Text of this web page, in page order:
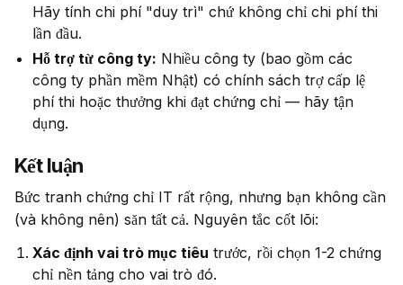
Hãy tính chi phí "duy trì" chứ không chỉ chi phí thi
lần đầu.
Hỗ trợ từ công ty: Nhiều công ty (bao gồm các
công ty phần mềm Nhật) có chính sách trợ cấp lệ
phí thi hoặc thưởng khi đạt chứng chỉ — hãy tận
dụng.
Kết luận
Bức tranh chứng chỉ IT rất rộng, nhưng bạn không cần
(và không nên) săn tất cả. Nguyên tắc cốt lõi:
Xác định vai trò mục tiêu trước, rồi chọn 1-2 chứng
chỉ nền tảng cho vai trò đó.